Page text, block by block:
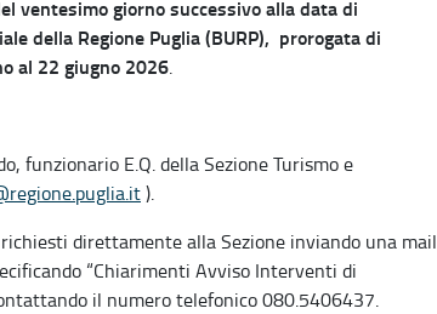
ventesimo giorno successivo alla data di
della Regione Puglia (BURP), prorogata di
al 22 giugno 2026.
funzionario E.Q. della Sezione Turismo e
).
direttamente alla Sezione inviando una mail
“Chiarimenti Avviso Interventi di
il numero telefonico 080.5406437.